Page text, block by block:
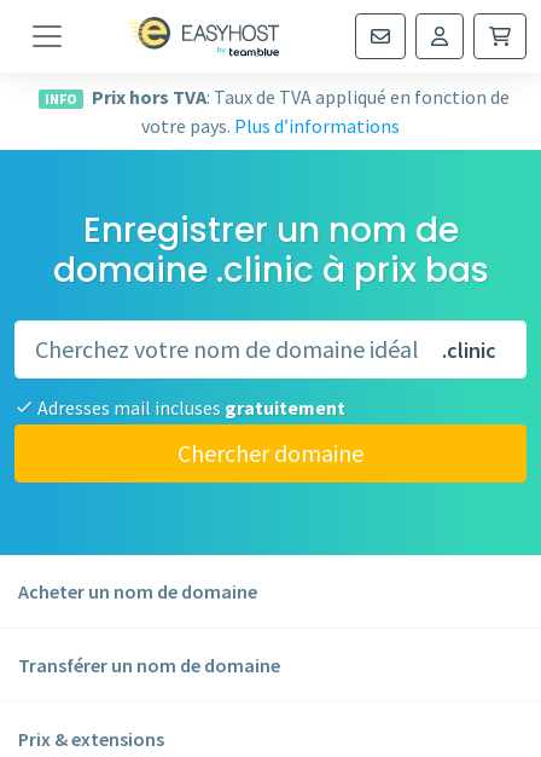
Navigation
INFO Prix hors TVA: Taux de TVA appliqué en fonction de
votre pays. Plus d’informations
Enregistrer un nom de
domaine .clinic à prix bas
.clinic
Adresses mail incluses gratuitement
Chercher domaine
Acheter un nom de domaine
Transférer un nom de domaine
Prix & extensions